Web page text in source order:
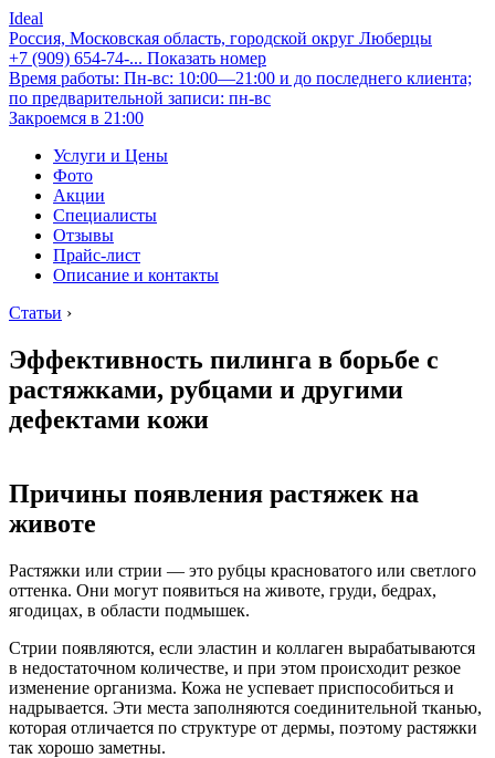
Ideal
Россия, Московская область, городской округ Люберцы
+7 (909) 654-74-... Показать номер
Время работы: Пн-вс: 10:00—21:00 и до последнего клиента;
по предварительной записи: пн-вс
Закроемся в 21:00
Услуги и Цены
Фото
Акции
Специалисты
Отзывы
Прайс-лист
Описание и контакты
Статьи ›
Эффективность пилинга в борьбе с
растяжками, рубцами и другими
дефектами кожи
Причины появления растяжек на
животе
Растяжки или стрии — это рубцы красноватого или светлого
оттенка. Они могут появиться на животе, груди, бедрах,
ягодицах, в области подмышек.
Стрии появляются, если эластин и коллаген вырабатываются
в недостаточном количестве, и при этом происходит резкое
изменение организма. Кожа не успевает приспособиться и
надрывается. Эти места заполняются соединительной тканью,
которая отличается по структуре от дермы, поэтому растяжки
так хорошо заметны.